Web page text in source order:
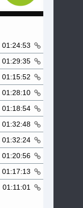
01:24:53
01:29:35
01:15:52
01:28:10
01:18:54
01:32:48
01:32:24
01:20:56
01:17:13
01:11:01